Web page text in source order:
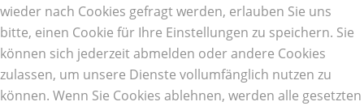
wieder nach Cookies gefragt werden, erlauben Sie uns
bitte, einen Cookie für Ihre Einstellungen zu speichern. Sie
können sich jederzeit abmelden oder andere Cookies
zulassen, um unsere Dienste vollumfänglich nutzen zu
können. Wenn Sie Cookies ablehnen, werden alle gesetzten